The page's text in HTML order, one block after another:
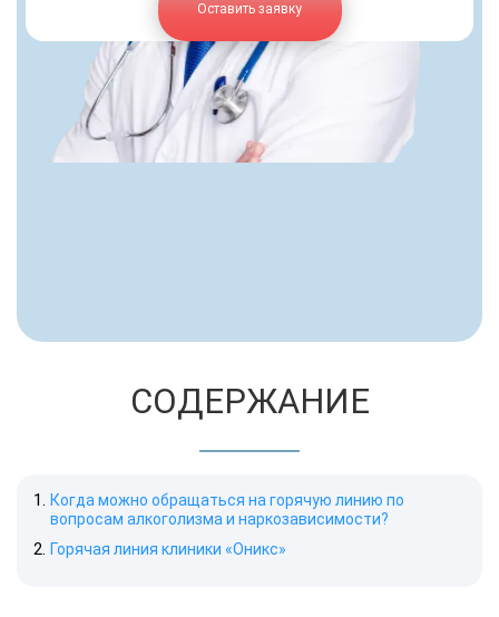
Оставить заявку
СОДЕРЖАНИЕ
Когда можно обращаться на горячую линию по
вопросам алкоголизма и наркозависимости?
Горячая линия клиники «Оникс»